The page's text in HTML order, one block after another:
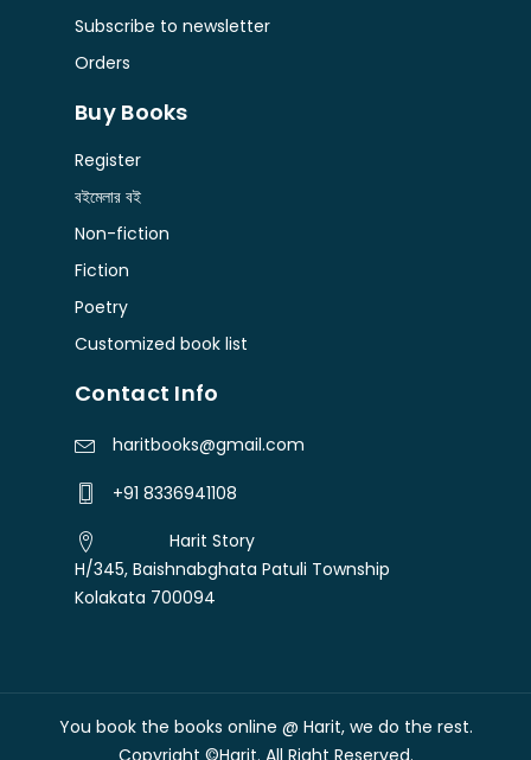
Subscribe to newsletter
Orders
Buy Books
Register
বইমেলার বই
Non-fiction
Fiction
Poetry
Customized book list
Contact Info
haritbooks@gmail.com
+91 8336941108
Harit Story
H/345, Baishnabghata Patuli Township
Kolakata 700094
You book the books online @ Harit, we do the rest.
Copyright ©Harit. All Right Reserved.
Free shipping over Rs. 300Dismiss